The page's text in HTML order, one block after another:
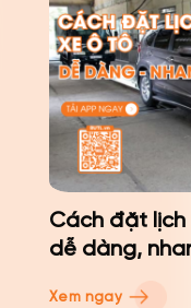
Cách đặt lịch
dễ dàng,
Xem ngay